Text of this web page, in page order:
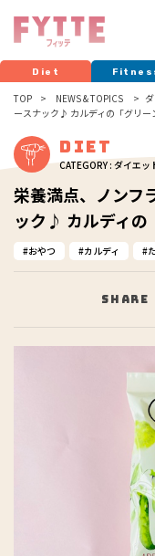
Diet
TOP NEWS & TOPICS
ースナック♪ カルディの「グリー
Diet
CATEGORY : ダイエッ
栄養満点、ノンフ
ック♪ カルディの
おやつ カルディ
Share